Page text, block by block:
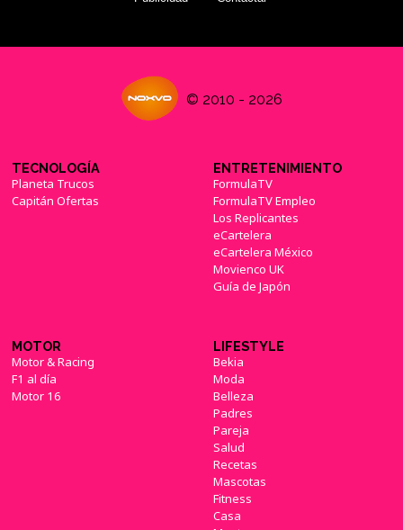
© 2010 - 2026
TECNOLOGÍA
Planeta Trucos
Capitán Ofertas
ENTRETENIMIENTO
FormulaTV
FormulaTV Empleo
Los Replicantes
eCartelera
eCartelera México
Movienco UK
Guía de Japón
MOTOR
Motor & Racing
F1 al día
Motor 16
LIFESTYLE
Bekia
Moda
Belleza
Padres
Pareja
Salud
Recetas
Mascotas
Fitness
Casa